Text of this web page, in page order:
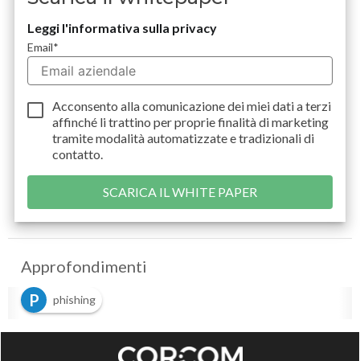
Leggi l'informativa sulla privacy
Email*
Acconsento alla comunicazione dei miei dati aterzi
affinché li trattino per proprie finalità di marketing
tramite modalità automatizzate e tradizionali di
contatto.
Approfondimenti
P
phishing